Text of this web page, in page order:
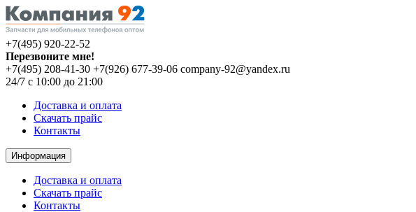
+7(495) 920-22-52
Перезвоните мне!
+7(495) 208-41-30 +7(926) 677-39-06 company-92@yandex.ru
24/7 с 10:00 до 21:00
Доставка и оплата
Скачать прайс
Контакты
Информация
Доставка и оплата
Скачать прайс
Контакты